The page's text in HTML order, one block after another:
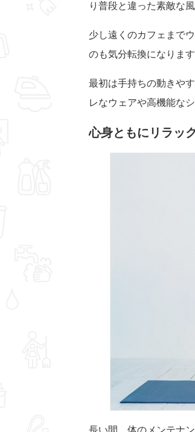
り普段と違った素敵な
少し遠くのカフェまで
のも気分転換になります
最初は手持ちの動きや
レなウェアや高機能な
心身ともにリラッ
長い間、体のメンテナ